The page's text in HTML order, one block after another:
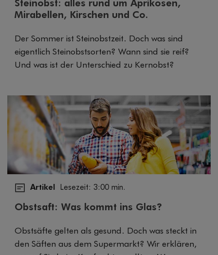
Steinobst: alles rund um Aprikosen,
Mirabellen, Kirschen und Co.
Der Sommer ist Steinobstzeit. Doch was sind
eigentlich Steinobstsorten? Wann sind sie reif?
Und was ist der Unterschied zu Kernobst?
Artikel Lesezeit: 3:00 min.
Obstsaft: Was kommt ins Glas?
Obstsäfte gelten als gesund. Doch was steckt in
den Säften aus dem Supermarkt? Wir erklären,